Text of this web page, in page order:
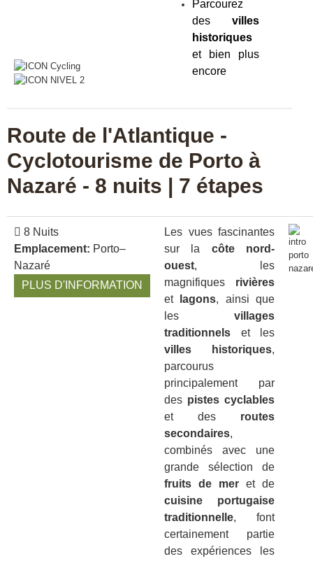
Parcourez
des villes
historiques
et bien plus
encore
Route de l'Atlantique -
Cyclotourisme de Porto à
Nazaré - 8 nuits | 7 étapes
8 Nuits
Emplacement: Porto–
Nazaré
PLUS D'INFORMATION
Les vues fascinantes
sur la côte nord-
ouest, les
magnifiques rivières
et
lagons, ainsi que
les villages
traditionnels et les
villes historiques,
parcourus
principalement par
des pistes cyclables
et des routes
secondaires,
combinés avec une
grande sélection de
fruits de mer et de
cuisine portugaise
traditionnelle, font
certainement partie
des expériences les